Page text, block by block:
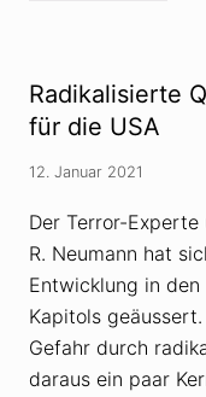
e
n
s
k
i
e
b
e
i
Q
A
o
n
-
Radikalisierte
für die USA
12. Januar 2021
Der Terror-
R. Neumann hat
Entwicklung in
Kapitols
Gefahr durch
daraus ein paar